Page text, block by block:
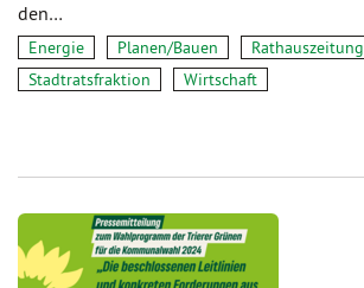
den…
Energie Planen/Bauen
Rathauszeitung
Stadtratsfraktion
Wirtschaft